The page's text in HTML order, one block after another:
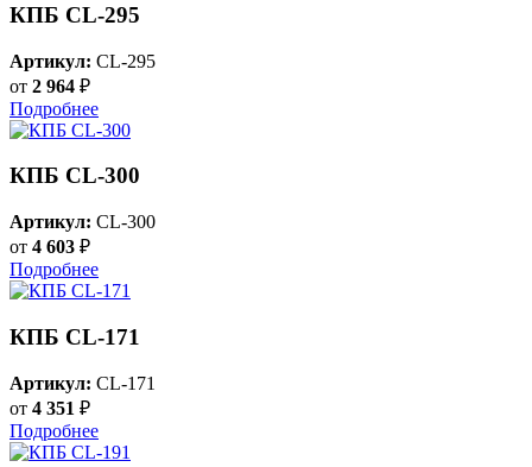
КПБ CL-295
Артикул: CL-295
от 2 964 ₽
Подробнее
КПБ CL-300
Артикул: CL-300
от 4 603 ₽
Подробнее
КПБ CL-171
Артикул: CL-171
от 4 351 ₽
Подробнее